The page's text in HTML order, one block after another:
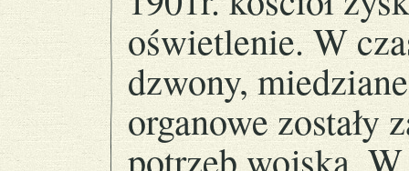
oświetlenie. W
dzwony,
organowe zostały
potrzeb wojska.